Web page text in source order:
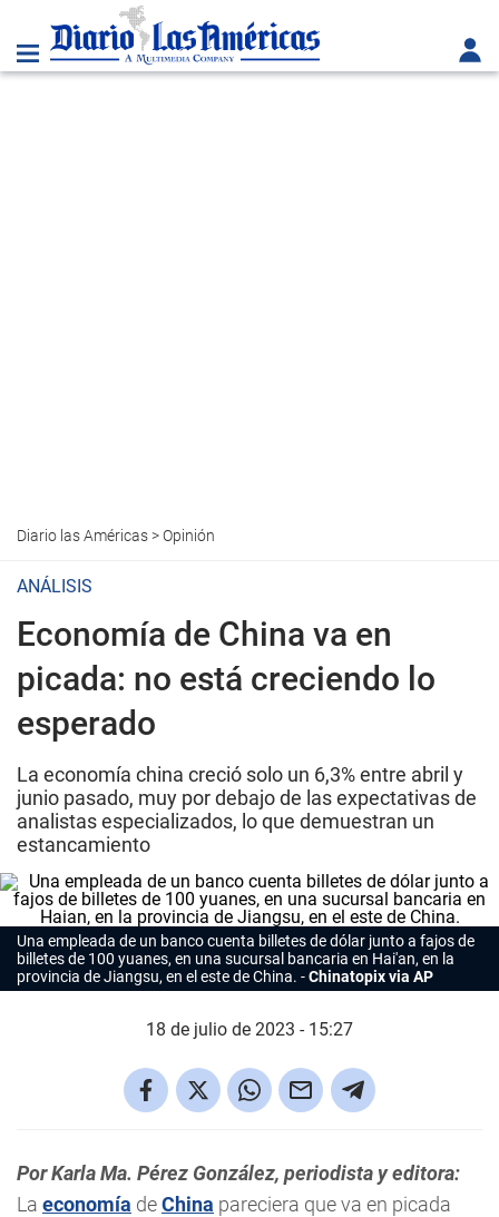
Diario las Américas>Opinión
ANÁLISIS
Economía de China va en
picada: no está creciendo lo
esperado
La economía china creció solo un 6,3% entre abril y
junio pasado, muy por debajo de las expectativas de
analistas especializados, lo que demuestran un
estancamiento
Una empleada de un banco cuenta billetes de dólar junto a fajos de
billetes de 100 yuanes, en una sucursal bancaria en Hai'an, en la
provincia de Jiangsu, en el este de China.
Chinatopix via AP
18 de julio de 2023 - 15:27
Por Karla Ma. Pérez González, periodista y editora:
La economía deChina pareciera que va en picada